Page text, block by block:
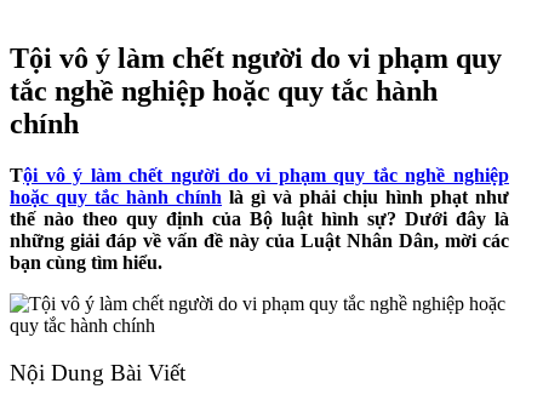
Tội vô ý làm chết người do vi phạm quy
tắc nghề nghiệp hoặc quy tắc hành
chính
Tội vô ý làm chết người do vi phạm quy tắc nghề nghiệp
hoặc quy tắc hành chính là gì và phải chịu hình phạt như
thế nào theo quy định của Bộ luật hình sự? Dưới đây là
những giải đáp về vấn đề này của Luật Nhân Dân, mời các
bạn cùng tìm hiểu.
Nội Dung Bài Viết